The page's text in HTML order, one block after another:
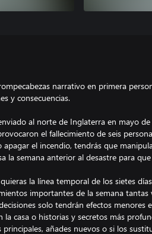
narrativo en primera
y consecuencias.
al norte de Inglaterra en mayo
el fallecimiento de seis
el incendio, tendrás que
la semana anterior al desastre para
la línea temporal de los sietes
importantes de la semana tantas
solo tendrán efectos menores
casa o historias y secretos más
añades nuevos o si los